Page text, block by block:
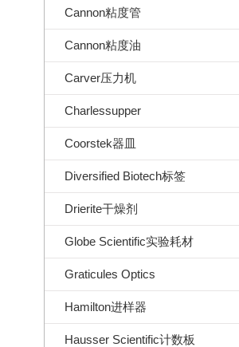
Cannon粘度管
Cannon粘度油
Carver压力机
Charlessupper
Coorstek器皿
Diversified Biotech标签
Drierite干燥剂
Globe Scientific实验耗材
Graticules Optics
Hamilton进样器
Hausser Scientific计数板